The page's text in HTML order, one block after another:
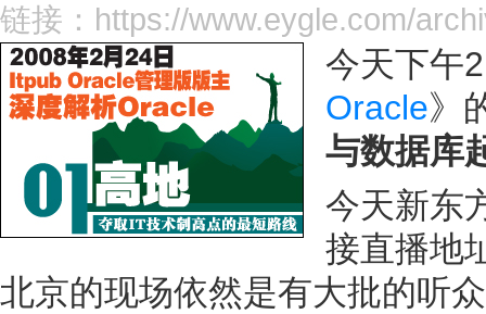
链接： https://www.eygle.com/
今天下午
Oracle》
与数据库
今天新东
接直播地
北京的现场依然是有大批的听